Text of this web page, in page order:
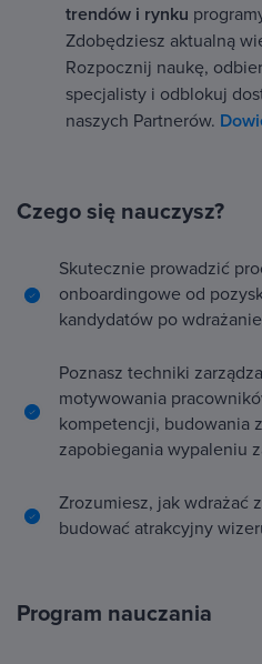
trendów i rynku
Zdobędziesz aktualną
Rozpocznij naukę,
specjalisty i odblokuj
naszych Partnerów.
Czego się nauczysz?
Skutecznie prowadzić
onboardingowe od
kandydatów po
Poznasz techniki
motywowania
kompetencji, budowania
zapobiegania wypaleniu
Zrozumiesz, jak wdrażać
budować atrakcyjny
Program nauczania